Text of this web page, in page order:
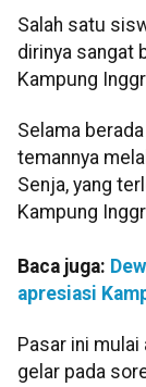
Salah satu
dirinya sangat
Kampung
Selama
temannya
Senja, yang
Kampung
Baca juga:
apresiasi
Pasar ini
gelar pada